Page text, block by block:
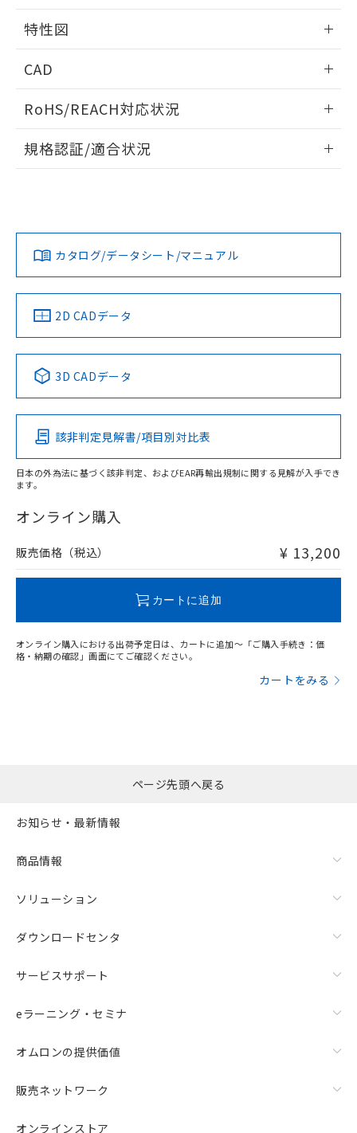
タイムチャート
相互干渉
A: 300mm以上、B: 200mm以上
周囲金属の影響
以上、n: 90mm以上
特性図
検出物体の大きさと材質による影響
CAD
ドすることができます。
ログイン/会員登録
ダウンロードデータをご利用いただく前に、以下を必ずお読
みください。
ソフトウェアの使用条件
RoHS/REACH対応状況
EU RoHS 注意事項・凡例
対応済み
中国 RoHS 注意事項・凡例
Pb Hg Cd Cr(VI)
O
在庫等で未対応品が混在する可能性があります。
問い合わせください。
規格認証/適合状況
LR型式承認
（イギリス
船舶規格）
DNV型式承認
（ノルウェー
BV型式承認
（フランス
KR型式
（韓国
No No No No
この製品の規格認証/適合状況ページへ
その他の認証はこちらのページからご検索ください
カタログ/データシート/マニュアル
2D CADデータ
3D CADデータ
該非判定見解書/項目別対比表
日本の外為法に基づく該非判定、およびEAR再輸出規制に関する見解が入手でき
ます。
オンライン購入
販売価格（税込） ¥ 13,200
カートに追加
オンライン購入における出荷予定日は、カートに追加～「ご購入手続き：価
格・納期の確認」画面にてご確認ください。
カートをみる
す。
ページ先頭へ戻る
お知らせ・最新情報
商品情報
ソリューション
ダウンロードセンタ
サービスサポート
eラーニング・セミナ
オムロンの提供価値
販売ネットワーク
オンラインストア